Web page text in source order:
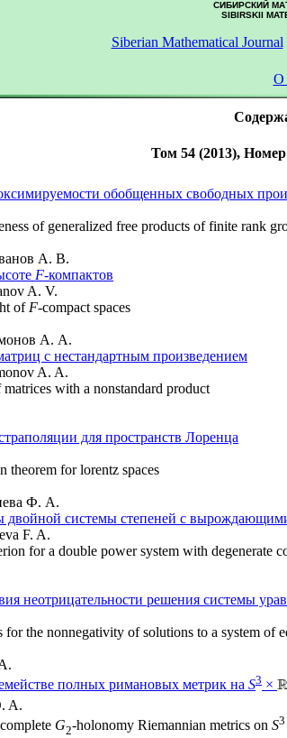
СИБИРСКИЙ
SIBIRSKII
Siberian Mathematical Journal
О
Том 54 (2013), Номер
обобщенных свободных
of generalized free products of finite rank
А. В.
F-компактов
A. V.
of F-compact spaces
А. А.
с нестандартным произведением
A. A.
with a nonstandard product
для пространств Лоренца
theorem for lorentz spaces
Ф. А.
двойной системы степеней с
F. A.
for a double power system with degenerate
неотрицательности решения системы
for the nonnegativity of solutions to a system of
полных римановых метрик на S3 ×
A.
G2-holonomy Riemannian metrics on S3